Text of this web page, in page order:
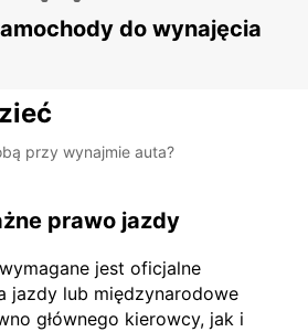
do wynajęcia
przy wynajmie auta?
prawo jazdy
jest oficjalne
jazdy lub międzynarodowe
głównego kierowcy, jak i